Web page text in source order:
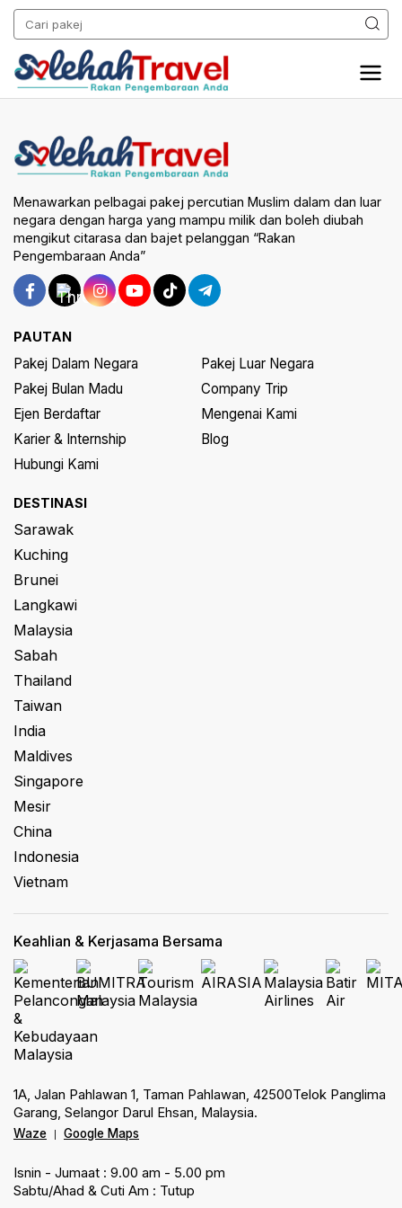
Menawarkan pelbagai pakej percutian Muslim dalam dan luar
negara dengan harga yang mampu milik dan boleh diubah
mengikut citarasa dan bajet pelanggan “Rakan
Pengembaraan Anda”
PAUTAN
Pakej Dalam Negara
Pakej Luar Negara
Pakej Bulan Madu
Company Trip
Ejen Berdaftar
Mengenai Kami
Karier & Internship
Blog
Hubungi Kami
DESTINASI
Sarawak
Kuching
Brunei
Langkawi
Malaysia
Sabah
Thailand
Taiwan
India
Maldives
Singapore
Mesir
China
Indonesia
Vietnam
Keahlian & Kerjasama Bersama
1A, Jalan Pahlawan 1, Taman Pahlawan, 42500Telok Panglima
Garang, Selangor Darul Ehsan, Malaysia.
Waze Google Maps
Isnin - Jumaat : 9.00 am - 5.00 pm
Sabtu/Ahad & Cuti Am : Tutup